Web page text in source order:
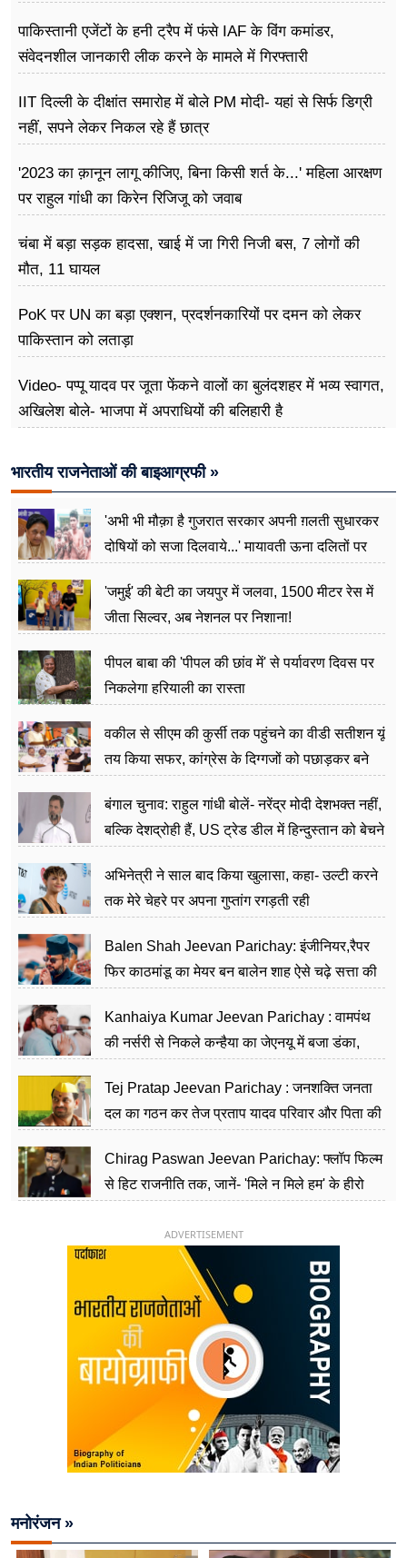
पाकिस्तानी एजेंटों के हनी ट्रैप में फंसे IAF के विंग कमांडर,
संवेदनशील जानकारी लीक करने के मामले में गिरफ्तारी
IIT दिल्ली के दीक्षांत समारोह में बोले PM मोदी- यहां से सिर्फ डिग्री
नहीं, सपने लेकर निकल रहे हैं छात्र
'2023 का क़ानून लागू कीजिए, बिना किसी शर्त के...' महिला आरक्षण
पर राहुल गांधी का किरेन रिजिजू को जवाब
चंबा में बड़ा सड़क हादसा, खाई में जा गिरी निजी बस, 7 लोगों की
मौत, 11 घायल
PoK पर UN का बड़ा एक्शन, प्रदर्शनकारियों पर दमन को लेकर
पाकिस्तान को लताड़ा
Video- पप्पू यादव पर जूता फेंकने वालों का बुलंदशहर में भव्य स्वागत,
अखिलेश बोले- भाजपा में अपराधियों की बलिहारी है
भारतीय राजनेताओं की बाइआग्रफी »
'अभी भी मौक़ा है गुजरात सरकार अपनी ग़लती सुधारकर
दोषियों को सजा दिलवाये...' मायावती ऊना दलितों पर
'जमुई' की बेटी का जयपुर में जलवा, 1500 मीटर रेस में
जीता सिल्वर, अब नेशनल पर निशाना!
पीपल बाबा की 'पीपल की छांव में' से पर्यावरण दिवस पर
निकलेगा हरियाली का रास्ता
वकील से सीएम की कुर्सी तक पहुंचने का वीडी सतीशन यूं
तय किया सफर, कांग्रेस के दिग्गजों को पछाड़कर बने
बंगाल चुनाव: राहुल गांधी बोलें- नरेंद्र मोदी देशभक्त नहीं,
बल्कि देशद्रोही हैं, US ट्रेड डील में हिन्दुस्तान को बेचने
अभिनेत्री ने साल बाद किया खुलासा, कहा- उल्टी करने
तक मेरे चेहरे पर अपना गुप्तांग रगड़ती रही
Balen Shah Jeevan Parichay: इंजीनियर,रैपर
फिर काठमांडू का मेयर बन बालेन शाह ऐसे चढ़े सत्ता की
Kanhaiya Kumar Jeevan Parichay : वामपंथ
की नर्सरी से निकले कन्हैया का जेएनयू में बजा डंका,
Tej Pratap Jeevan Parichay : जनशक्ति जनता
दल का गठन कर तेज प्रताप यादव परिवार और पिता की
Chirag Paswan Jeevan Parichay: फ्लॉप फिल्म
से हिट राजनीति तक, जानें- 'मिले न मिले हम' के हीरो
ADVERTISEMENT
मनोरंजन »